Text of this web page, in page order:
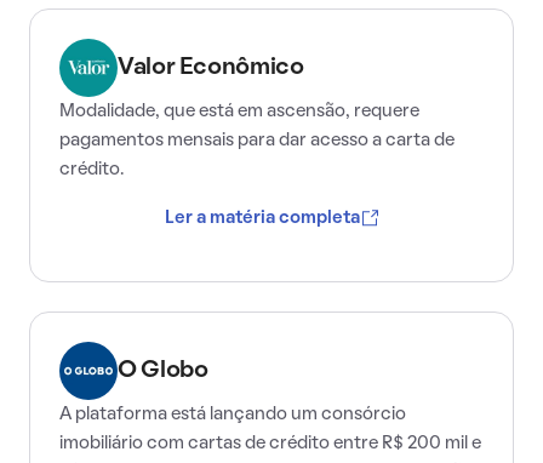
Valor Econômico
Modalidade, que está em ascensão, requere
pagamentos mensais para dar acesso a carta de
crédito.
Ler a matéria completa
O Globo
A plataforma está lançando um consórcio
imobiliário com cartas de crédito entre R$ 200 mil e